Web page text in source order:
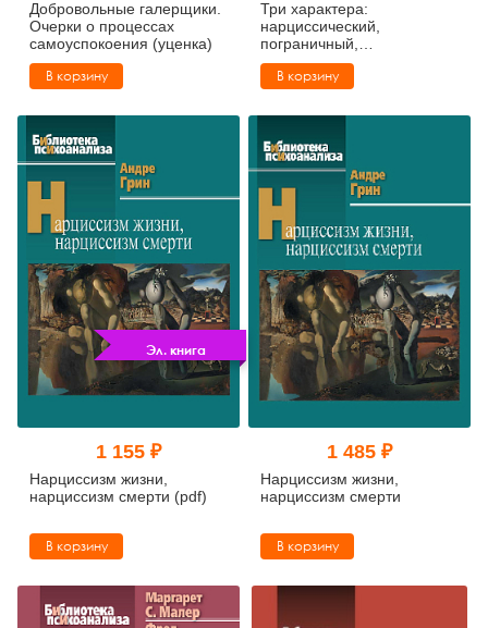
Добровольные галерщики.
Очерки о процессах
самоуспокоения (уценка)
В корзину
Три характера:
нарциссический,
пограничный,
маниакально-
депрессивный
В корзину
Эл. книга
1 155 ₽
Нарциссизм жизни,
нарциссизм смерти (pdf)
В корзину
1 485 ₽
Нарциссизм жизни,
нарциссизм смерти
В корзину